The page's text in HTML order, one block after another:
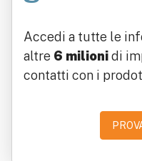
Accedi a tutte le
altre 6 milionidi
contatti con i